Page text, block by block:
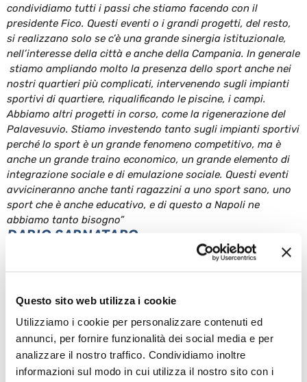
Questo sito web utilizza i cookie
Utilizziamo i cookie per personalizzare contenuti ed
annunci, per fornire funzionalità dei social media e per
analizzare il nostro traffico. Condividiamo inoltre
informazioni sul modo in cui utilizza il nostro sito con i
condividiamo tutti i passi che stiamo facendo con il
presidente Fico. Questi eventi o i grandi progetti, del resto,
si realizzano solo se c’è una grande sinergia istituzionale,
nell’interesse della città e anche della Campania. In generale
stiamo ampliando molto la presenza dello sport anche nei
nostri quartieri più complicati, intervenendo sugli impianti
sportivi di quartiere, riqualificando le piscine, i campi.
Abbiamo altri progetti in corso, come la rigenerazione del
Palavesuvio. Stiamo investendo tanto sugli impianti sportivi
perché lo sport è un grande fenomeno competitivo, ma è
anche un grande traino economico, un grande elemento di
integrazione sociale e di emulazione sociale. Questi eventi
avvicineranno anche tanti ragazzini a uno sport sano, uno
sport che è anche educativo, e di questo a Napoli ne
abbiamo tanto bisogno”
DARIO SARNATARO
ALTRE NEWS